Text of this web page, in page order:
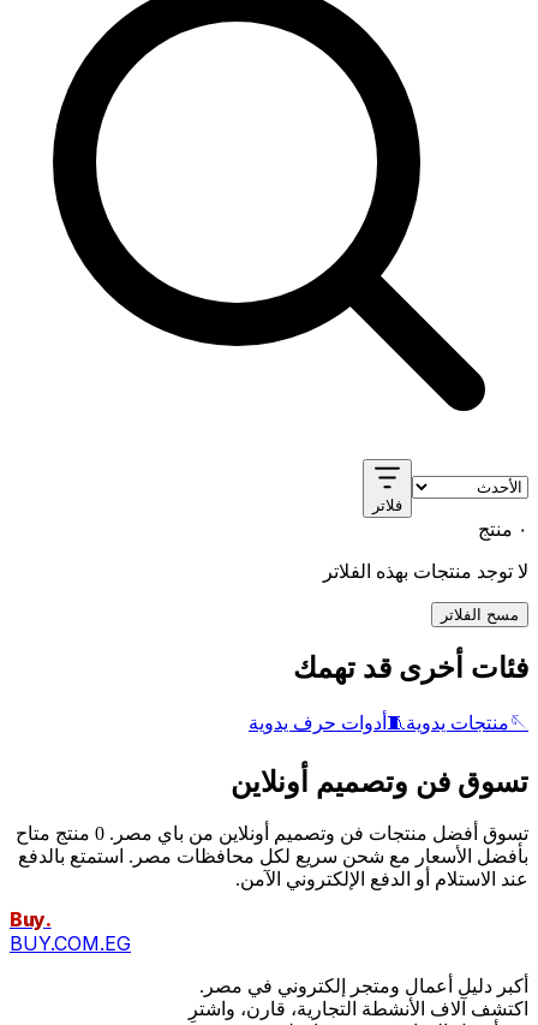
فلاتر
٠ منتج
لا توجد منتجات بهذه الفلاتر
مسح الفلاتر
فئات أخرى قد تهمك
🪡منتجات يدوية 🧵 أدوات حرف يدوية
تسوق فن وتصميم أونلاين
تسوق أفضل منتجات فن وتصميم أونلاين من باي مصر. 0 منتج متاح
بأفضل الأسعار مع شحن سريع لكل محافظات مصر. استمتع بالدفع
عند الاستلام أو الدفع الإلكتروني الآمن.
Buy.
BUY.COM.EG
أكبر دليل أعمال ومتجر إلكتروني في مصر.
اكتشف آلاف الأنشطة التجارية، قارن، واشترِ